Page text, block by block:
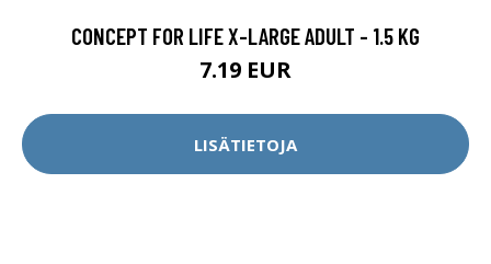
CONCEPT FOR LIFE X-LARGE ADULT - 1.5 KG
7.19 EUR
LISÄTIETOJA